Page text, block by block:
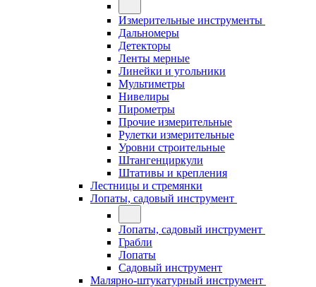
Измерительные инструменты
Дальномеры
Детекторы
Ленты мерные
Линейки и угольники
Мультиметры
Нивелиры
Пирометры
Прочие измерительные
Рулетки измерительные
Уровни строительные
Штангенциркули
Штативы и крепления
Лестницы и стремянки
Лопаты, садовый инструмент
Лопаты, садовый инструмент
Грабли
Лопаты
Садовый инструмент
Малярно-штукатурный инструмент